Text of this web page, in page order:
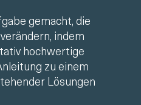
gemacht, die
indem
hochwertige
zu einem
Lösungen